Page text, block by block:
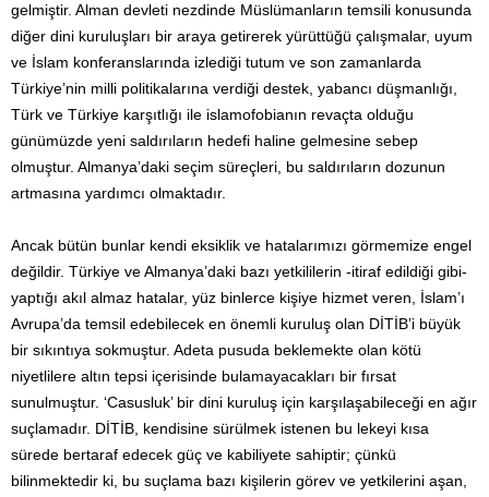
gelmiştir. Alman devleti nezdinde Müslümanların temsili konusunda
diğer dini kuruluşları bir araya getirerek yürüttüğü çalışmalar, uyum
ve İslam konferanslarında izlediği tutum ve son zamanlarda
Türkiye’nin milli politikalarına verdiği destek, yabancı düşmanlığı,
Türk ve Türkiye karşıtlığı ile islamofobianın revaçta olduğu
günümüzde yeni saldırıların hedefi haline gelmesine sebep
olmuştur. Almanya’daki seçim süreçleri, bu saldırıların dozunun
artmasına yardımcı olmaktadır.
Ancak bütün bunlar kendi eksiklik ve hatalarımızı görmemize engel
değildir. Türkiye ve Almanya’daki bazı yetkililerin -itiraf edildiği gibi-
yaptığı akıl almaz hatalar, yüz binlerce kişiye hizmet veren, İslam’ı
Avrupa’da temsil edebilecek en önemli kuruluş olan DİTİB’i büyük
bir sıkıntıya sokmuştur. Adeta pusuda beklemekte olan kötü
niyetlilere altın tepsi içerisinde bulamayacakları bir fırsat
sunulmuştur. ‘Casusluk’ bir dini kuruluş için karşılaşabileceği en ağır
suçlamadır. DİTİB, kendisine sürülmek istenen bu lekeyi kısa
sürede bertaraf edecek güç ve kabiliyete sahiptir; çünkü
bilinmektedir ki, bu suçlama bazı kişilerin görev ve yetkilerini aşan,